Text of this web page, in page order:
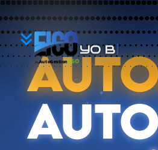
YO
BUSCO
byAutoGestion360